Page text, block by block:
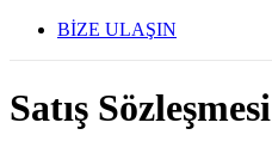
BİZE ULAŞIN
Satış Sözleşmesi